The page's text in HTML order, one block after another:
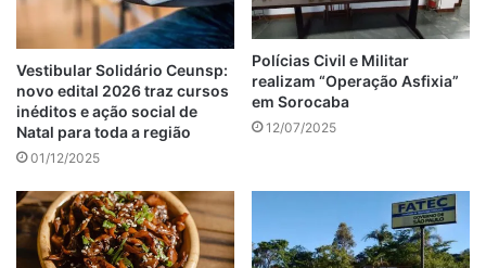
Vestibular Solidário Ceunsp:
novo edital 2026 traz cursos
inéditos e ação social de
Natal para toda a região
01/12/2025
Polícias Civil e Militar
realizam “Operação Asfixia”
em Sorocaba
12/07/2025